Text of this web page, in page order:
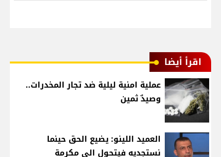
اقرأ أيضا
عملية امنية ليلية ضد تجار المخدرات..
وصيدٌ ثمين
العميد اللينو: يضيع الحق حينما
نستجديه فيتحول الى مكرمة